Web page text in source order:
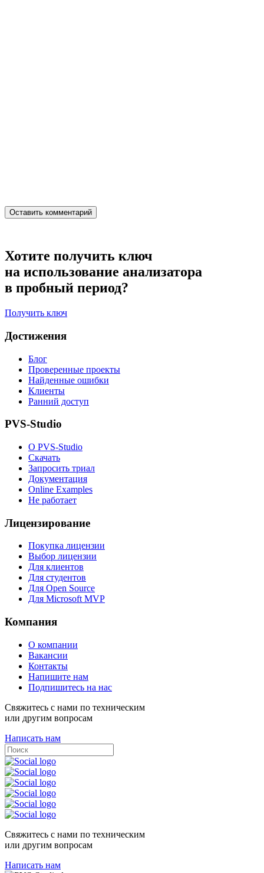
Хотите получить ключ
на использование анализатора
в пробный период?
Получить ключ
Достижения
Блог
Проверенные проекты
Найденные ошибки
Клиенты
Ранний доступ
PVS-Studio
О PVS-Studio
Скачать
Запросить триал
Документация
Online Examples
Не работает
Лицензирование
Покупка лицензии
Выбор лицензии
Для клиентов
Для студентов
Для Open Source
Для Microsoft MVP
Компания
О компании
Вакансии
Контакты
Напишите нам
Подпишитесь на нас
Свяжитесь с нами по техническим
или другим вопросам
Написать нам
Свяжитесь с нами по техническим
или другим вопросам
Написать нам